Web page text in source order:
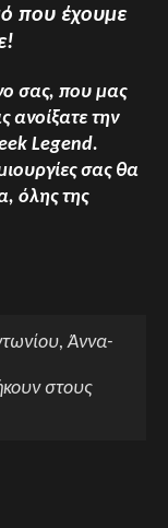
που έχουμε
σας, που μας
ανοίξατε την
Legend.
σας θα
όλης της
Άννα-
στους